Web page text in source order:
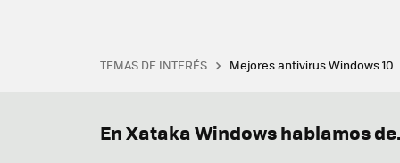
TEMAS DE INTERÉS Mejores antivirus Windows 10
En Xataka Windows hablamos